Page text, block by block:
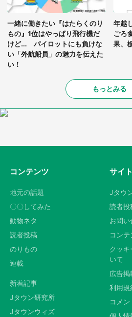
一緒に働きたい『はたらくのり
もの』1位はやっぱり飛行機だ
けど... パイロットにも負けな
い「外航船員」の魅力を伝えた
い！
年越
ごろ
果、
もっとみる
コンテンツ
地元の話題
〇〇してみた
動物ネタ
読者投稿
のりもの
連載
新着記事
Jタウン研究所
Jタウンウィズ
サイ
Jタウ
読者投
お問い
コン
クッ
いて
広告掲
利用規
コメ